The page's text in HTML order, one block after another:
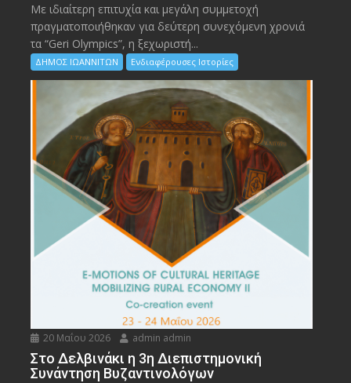
Με ιδιαίτερη επιτυχία και μεγάλη συμμετοχή
πραγματοποιήθηκαν για δεύτερη συνεχόμενη χρονιά
τα “Geri Olympics”, η ξεχωριστή...
ΔΗΜΟΣ ΙΩΑΝΝΙΤΩΝ Ενδιαφέρουσες Ιστορίες
20 Μαΐου 2026 admin admin
Στο Δελβινάκι η 3η Διεπιστημονική
Συνάντηση Βυζαντινολόγων